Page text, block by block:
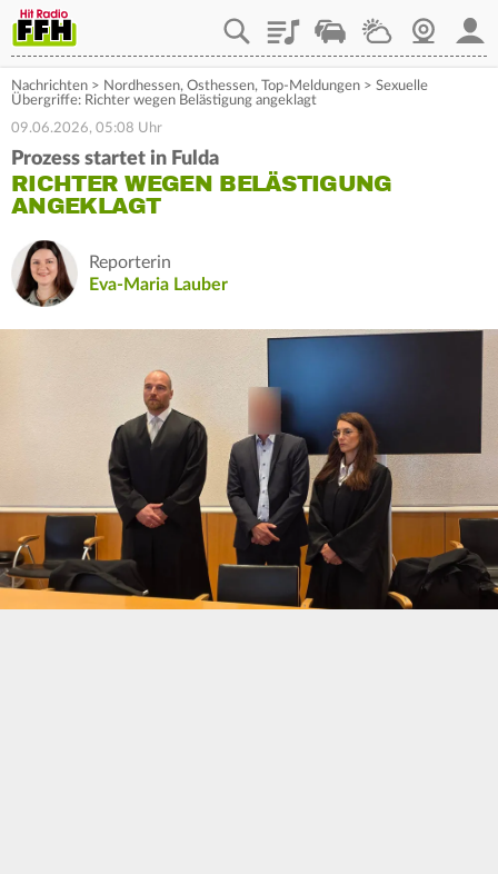
PlaylistStaupilotWetterWebcam
Nachrichten > Nordhessen, Osthessen, Top-Meldungen > Sexuelle
Übergriffe: Richter wegen Belästigung angeklagt
09.06.2026, 05:08 Uhr
Prozess startet in Fulda
RICHTER WEGEN BELÄSTIGUNG
ANGEKLAGT
Reporterin
Eva-Maria Lauber